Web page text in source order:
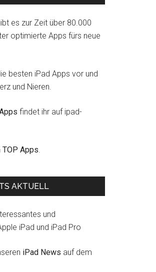
es zur Zeit über 80.000
optimierte Apps fürs neue
besten iPad Apps vor und
und Nieren.
findet ihr auf ipad-
TOP Apps.
AKTUELL
und
iPad und iPad Pro
iPad News auf dem